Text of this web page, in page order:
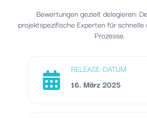
Bewertungen gezielt delegieren:
projektspezifische Experten für schnelle
Prozesse.
RELEASE-DATUM
16. März 2025